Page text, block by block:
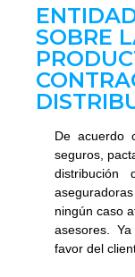
SOBRE
De acuerdo
seguros,
distribución
ningún caso
asesores.
favor del